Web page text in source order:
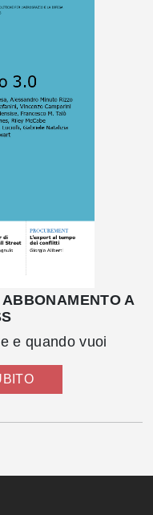
A
e quando vuoi